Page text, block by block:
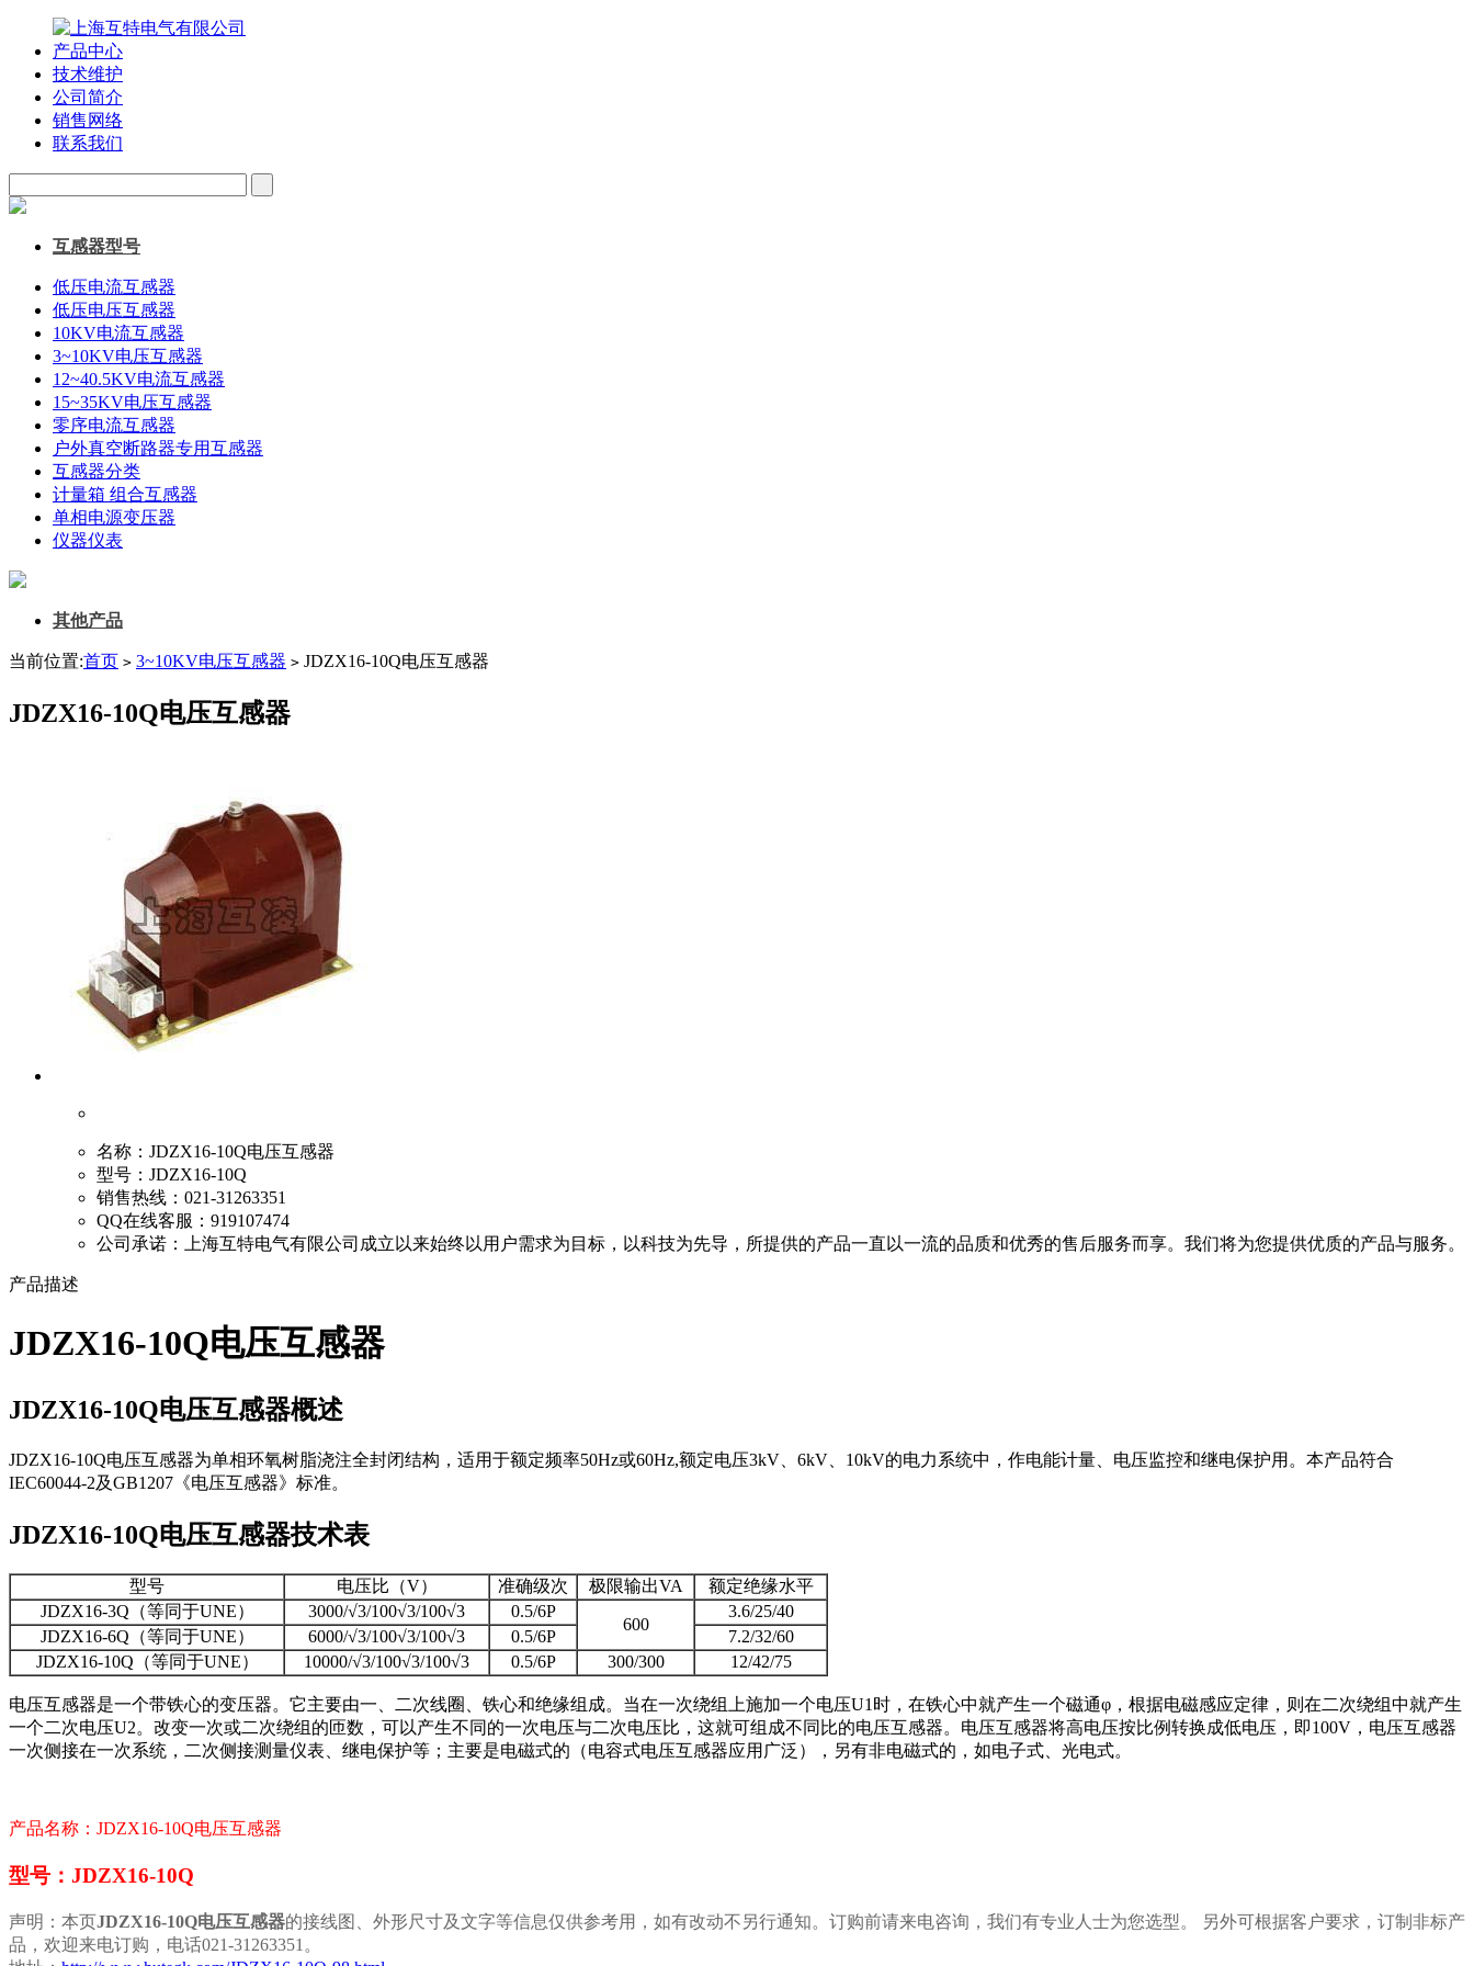
产品中心
技术维护
公司简介
销售网络
联系我们
互感器型号
低压电流互感器
低压电压互感器
10KV电流互感器
3~10KV电压互感器
12~40.5KV电流互感器
15~35KV电压互感器
零序电流互感器
户外真空断路器专用互感器
互感器分类
计量箱 组合互感器
单相电源变压器
仪器仪表
其他产品
当前位置:首页 > 3~10KV电压互感器 > JDZX16-10Q电压互感器
JDZX16-10Q电压互感器
名称： JDZX16-10Q电压互感器
型号： JDZX16-10Q
销售热线： 021-31263351
QQ在线客服： 919107474
公司承诺：
上海互特电气有限公司成立以来始终以用户需求为目标，以科技为先导，所提供的产品一直以一流的品质和优秀的售后服务而享。我们将为您提供优质的产品与服务。
产品描述
JDZX16-10Q电压互感器
JDZX16-10Q电压互感器概述
JDZX16-10Q电压互感器为单相环氧树脂浇注全封闭结构，适用于额定频率50Hz或60Hz,额定电压3kV、6kV、10kV的电力系统中，作电能计量、电压监控和继电保护用。本产品符合
IEC60044-2及GB1207《电压互感器》标准。
JDZX16-10Q电压互感器技术表
型号 电压比（V） 准确级次 极限输出VA
额定绝缘水平
JDZX16-3Q（等同于UNE）
3000/√3/100√3/100√3 0.5/6P
600
3.6/25/40
JDZX16-6Q（等同于UNE）
6000/√3/100√3/100√3 0.5/6P
7.2/32/60
JDZX16-10Q（等同于UNE）
10000/√3/100√3/100√3 0.5/6P 300/300 12/42/75
电压互感器是一个带铁心的变压器。它主要由一、二次线圈、铁心和绝缘组成。当在一次绕组上施加一个电压U1时，在铁心中就产生一个磁通φ，根据电磁感应定律，则在二次绕组中就产生
一个二次电压U2。改变一次或二次绕组的匝数，可以产生不同的一次电压与二次电压比，这就可组成不同比的电压互感器。电压互感器将高电压按比例转换成低电压，即100V，电压互感器
一次侧接在一次系统，二次侧接测量仪表、继电保护等；主要是电磁式的（电容式电压互感器应用广泛），另有非电磁式的，如电子式、光电式。
产品名称：JDZX16-10Q电压互感器
型号：JDZX16-10Q
声明：本页JDZX16-10Q电压互感器的接线图、外形尺寸及文字等信息仅供参考用，如有改动不另行通知。订购前请来电咨询，我们有专业人士为您选型。 另外可根据客户要求，订制非标产
品，欢迎来电订购，电话021-31263351。